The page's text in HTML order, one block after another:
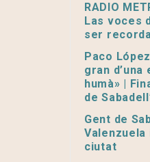
RADIO
Las voces
ser
Paco
gran
humà» |
de
Gent de
Valenzuela
ciutat